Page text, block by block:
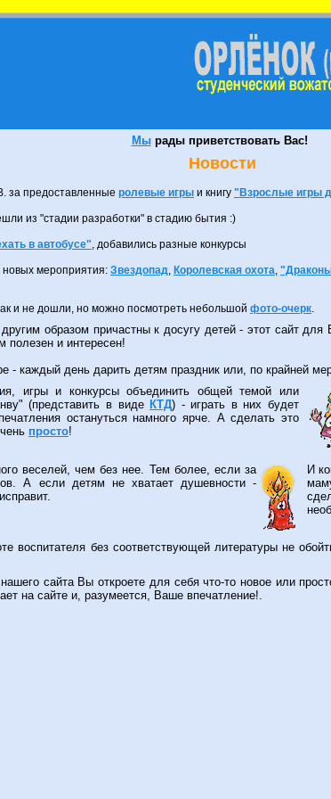
Мы рады приветствовать Вас!
Новости
за предоставленные ролевые игры и книгу "Взрослые игры
из "стадии разработки" в стадию бытия :)
в автобусе", добавились разные конкурсы
новых мероприятия: Звездопад, Королевская охота,
и не дошли, но можно посмотреть небольшой фото-очерк.
готов! Раздел "Летние смены 2003"наконец закончен.
. В нем можно увидеть небольшой отчет с фотками по
посвященный всевозможной методической
а старичкам - пополнить свой багаж!
в о/л "Маяк", воскресли ваши пенсионные
образом причастны к досугу детей - этот сайт для
полезен и интересен!
- каждый день дарить детям праздник или, по крайней
игры и конкурсы объединить общей темой или
(представить в виде КТД) - играть в них будет
остануться намного ярче. А сделать это
просто!
веселей, чем без нее. Тем более, если за
А если детям не хватает душевности -
И
воспитателя без соответствующей литературы не
сайта Вы откроете для себя что-то новое или
на сайте и, разумеется, Ваше впечатление!.